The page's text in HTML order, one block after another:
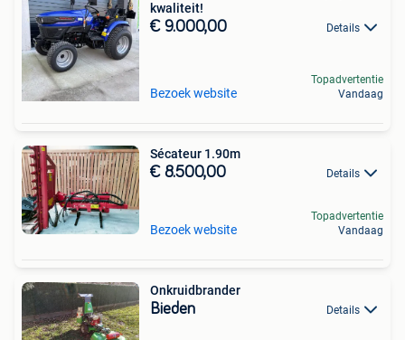
kwaliteit!
€ 9.000,00 Details
Bezoek website
Topadvertentie
Vandaag
Sécateur 1.90m
€ 8.500,00 Details
Bezoek website
Topadvertentie
Vandaag
Onkruidbrander
Bieden Details